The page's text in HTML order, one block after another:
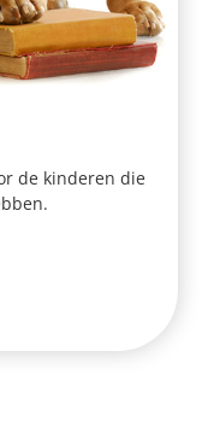
de kinderen die